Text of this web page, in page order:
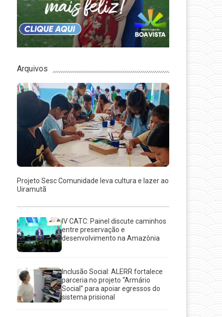
Arquivos
Projeto Sesc Comunidade leva cultura e lazer ao
Uiramutã
IV CATC: Painel discute caminhos
entre preservação e
desenvolvimento na Amazônia
Inclusão Social: ALERR fortalece
parceria no projeto “Armário
Social” para apoiar egressos do
sistema prisional